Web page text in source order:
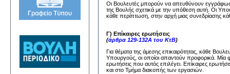
Οι Βουλευτές μπορούν να απευθύνουν
της Βουλής σχετικά με την υπόθεση αυτή. Οι
κάθε περίπτωση, στην αρχή μιας συνεδρίασης
Γ) Επίκαιρες ερωτήσεις
(άρθρα 129-132Α του ΚτΒ)
Για θέματα της άμεσης επικαιρότητας, κάθε
Υπουργούς, οι οποίοι απαντούν προφορικά. Μία
ερωτήσεις που αυτός επιλέγει. Επίκαιρες
και στο Τμήμα διακοπής των εργασιών.